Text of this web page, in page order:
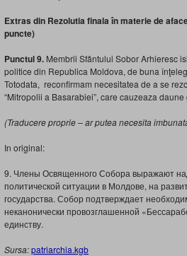
Extras din Rezolutia finala în materie de
puncte)
Punctul 9. Membrii Sfântului Sobor Arhieresc
politice din Republica Moldova, de buna
Totodata, reconfirmam necesitatea de a se
“Mitropolii a Basarabiei”, care cauzeaza
(Traducere proprie – ar putea necesita
In original:
9. Члены Освященного Собора выражают
политической ситуации в Молдове, на
государства. Собор подтверждает
неканонически провозглашенной
единству.
Sursa:patriarchia.kgb